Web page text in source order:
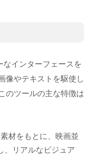
インターフェースを
像やテキストを駆使し
のツールの主な特徴は
材をもとに、映画並
、リアルなビジュア